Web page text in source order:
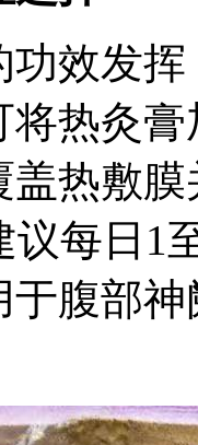
效发
热灸
热敷
议每日1
于腹部